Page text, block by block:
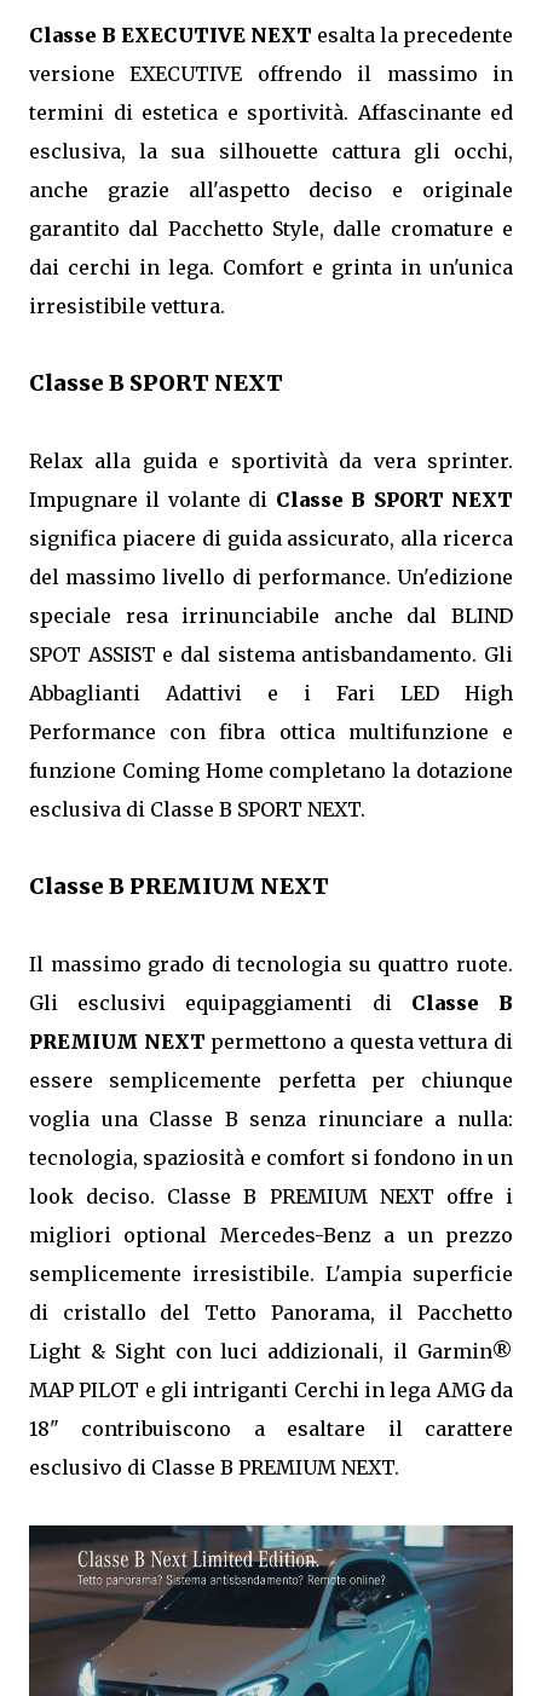
Classe B EXECUTIVE NEXT esalta la precedente
versione EXECUTIVE offrendo il massimo in
termini di estetica e sportività. Affascinante ed
esclusiva, la sua silhouette cattura gli occhi,
anche grazie all'aspetto deciso e originale
garantito dal Pacchetto Style, dalle cromature e
dai cerchi in lega. Comfort e grinta in un'unica
irresistibile vettura.
Classe B SPORT NEXT
Relax alla guida e sportività da vera sprinter.
Impugnare il volante di Classe B SPORT NEXT
significa piacere di guida assicurato, alla ricerca
del massimo livello di performance. Un'edizione
speciale resa irrinunciabile anche dal BLIND
SPOT ASSIST e dal sistema antisbandamento. Gli
Abbaglianti Adattivi e i Fari LED High
Performance con fibra ottica multifunzione e
funzione Coming Home completano la dotazione
esclusiva di Classe B SPORT NEXT.
Classe B PREMIUM NEXT
Il massimo grado di tecnologia su quattro ruote.
Gli esclusivi equipaggiamenti di Classe B
PREMIUM NEXT permettono a questa vettura di
essere semplicemente perfetta per chiunque
voglia una Classe B senza rinunciare a nulla:
tecnologia, spaziosità e comfort si fondono in un
look deciso. Classe B PREMIUM NEXT offre i
migliori optional Mercedes-Benz a un prezzo
semplicemente irresistibile. L'ampia superficie
di cristallo del Tetto Panorama, il Pacchetto
Light & Sight con luci addizionali, il Garmin®
MAP PILOT e gli intriganti Cerchi in lega AMG da
18" contribuiscono a esaltare il carattere
esclusivo di Classe B PREMIUM NEXT.